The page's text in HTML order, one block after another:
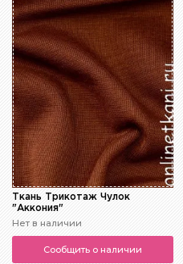
Ткань Трикотаж Чулок
"Аккония"
Нет в наличии
Сообщить о наличии